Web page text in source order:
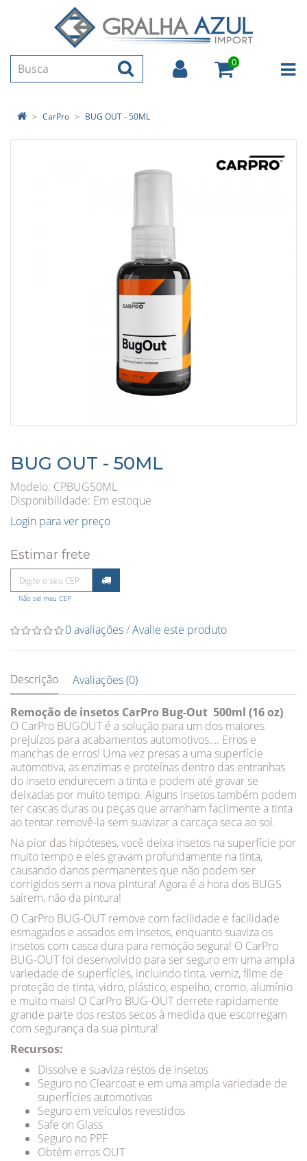
0
CarPro BUG OUT - 50ML
BUG OUT - 50ML
Modelo: CPBUG50ML
Disponibilidade: Em estoque
Login para ver preço
Estimar frete
Não sei meu CEP
0 avaliações/Avalie este produto
Descrição Avaliações (0)
Remoção de insetos CarPro Bug-Out 500ml (16 oz)
O CarPro BUGOUT é a solução para um dos maiores
prejuízos para acabamentos automotivos…. Erros e
manchas de erros! Uma vez presas a uma superfície
automotiva, as enzimas e proteínas dentro das entranhas
do inseto endurecem a tinta e podem até gravar se
deixadas por muito tempo. Alguns insetos também podem
ter cascas duras ou peças que arranham facilmente a tinta
ao tentar removê-la sem suavizar a carcaça seca ao sol.
Na pior das hipóteses, você deixa insetos na superfície por
muito tempo e eles gravam profundamente na tinta,
causando danos permanentes que não podem ser
corrigidos sem a nova pintura! Agora é a hora dos BUGS
saírem, não da pintura!
O CarPro BUG-OUT remove com facilidade e facilidade
esmagados e assados ​​em insetos, enquanto suaviza os
insetos com casca dura para remoção segura! O CarPro
BUG-OUT foi desenvolvido para ser seguro em uma ampla
variedade de superfícies, incluindo tinta, verniz, filme de
proteção de tinta, vidro, plástico, espelho, cromo, alumínio
e muito mais! O CarPro BUG-OUT derrete rapidamente
grande parte dos restos secos à medida que escorregam
com segurança da sua pintura!
Recursos:
Dissolve e suaviza restos de insetos
Seguro no Clearcoat e em uma ampla variedade de
superfícies automotivas
Seguro em veículos revestidos
Safe on Glass
Seguro no PPF
Obtém erros OUT